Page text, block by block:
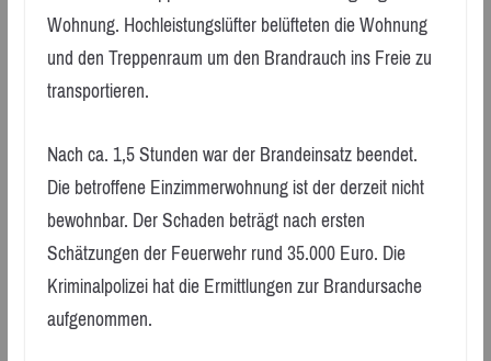
Wohnung. Hochleistungslüfter belüfteten die Wohnung
und den Treppenraum um den Brandrauch ins Freie zu
transportieren.
Nach ca. 1,5 Stunden war der Brandeinsatz beendet.
Die betroffene Einzimmerwohnung ist der derzeit nicht
bewohnbar. Der Schaden beträgt nach ersten
Schätzungen der Feuerwehr rund 35.000 Euro. Die
Kriminalpolizei hat die Ermittlungen zur Brandursache
aufgenommen.